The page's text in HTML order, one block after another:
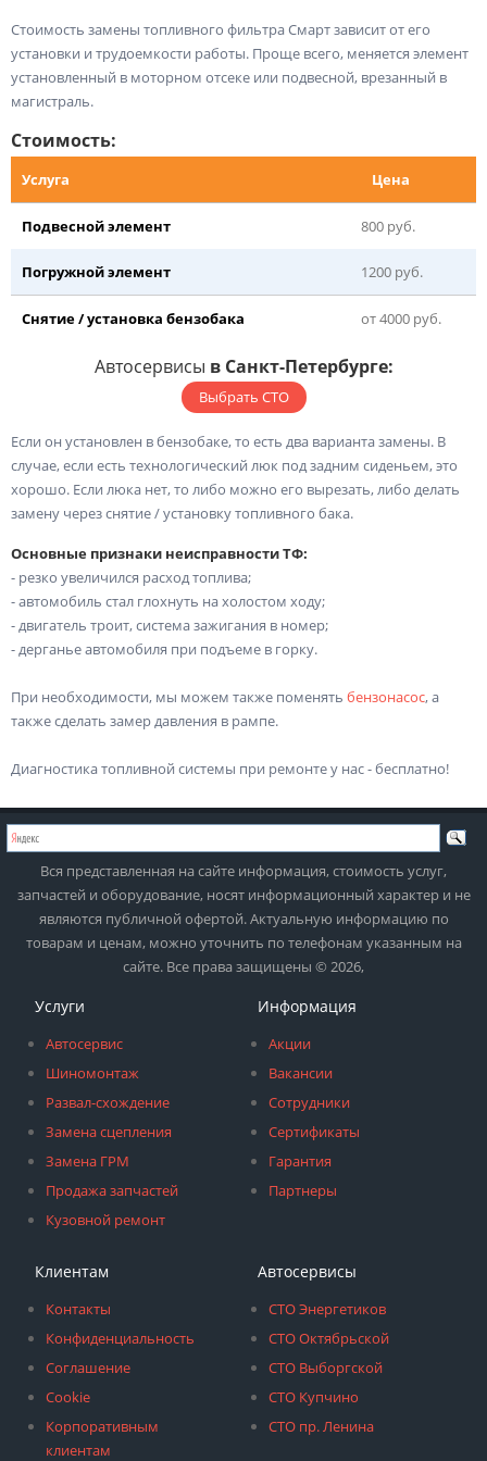
Стоимость замены топливного фильтра Смарт зависит от его
установки и трудоемкости работы. Проще всего, меняется элемент
установленный в моторном отсеке или подвесной, врезанный в
магистраль.
Стоимость:
Услуга Цена
Подвесной элемент 800 руб.
Погружной элемент 1200 руб.
Снятие / установка бензобака от 4000 руб.
Автосервисы в Санкт-Петербурге:
Выбрать СТО
Если он установлен в бензобаке, то есть два варианта замены. В
случае, если есть технологический люк под задним сиденьем, это
хорошо. Если люка нет, то либо можно его вырезать, либо делать
замену через снятие / установку топливного бака.
Основные признаки неисправности ТФ:
- резко увеличился расход топлива;
- автомобиль стал глохнуть на холостом ходу;
- двигатель троит, система зажигания в номер;
- дерганье автомобиля при подъеме в горку.
При необходимости, мы можем также поменять бензонасос, а
также сделать замер давления в рампе.
Диагностика топливной системы при ремонте у нас - бесплатно!
Вся представленная на сайте информация, стоимость услуг,
запчастей и оборудование, носят информационный характер и не
являются публичной офертой. Актуальную информацию по
товарам и ценам, можно уточнить по телефонам указанным на
сайте. Все права защищены © 2026,
Услуги
Автосервис
Шиномонтаж
Развал-схождение
Замена сцепления
Замена ГРМ
Продажа запчастей
Кузовной ремонт
Информация
Акции
Вакансии
Сотрудники
Сертификаты
Гарантия
Партнеры
Клиентам
Контакты
Конфиденциальность
Соглашение
Cookie
Корпоративным
клиентам
Автосервисы
СТО Энергетиков
СТО Октябрьской
СТО Выборгской
СТО Купчино
СТО пр. Ленина